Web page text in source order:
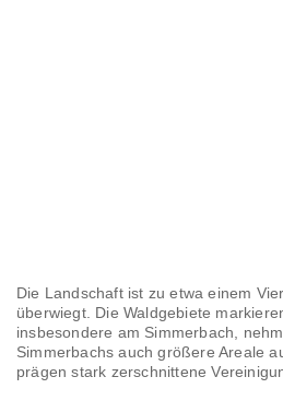
Die Landschaft ist zu etwa einem
überwiegt. Die Waldgebiete
insbesondere am Simmerbach,
Simmerbachs auch größere Areale
prägen stark zerschnittene